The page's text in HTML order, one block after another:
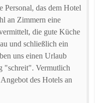
Personal, das dem Hotel
an Zimmern eine
die gute Küche
und schließlich ein
uns einen Urlaub
"schreit". Vermutlich
des Hotels an